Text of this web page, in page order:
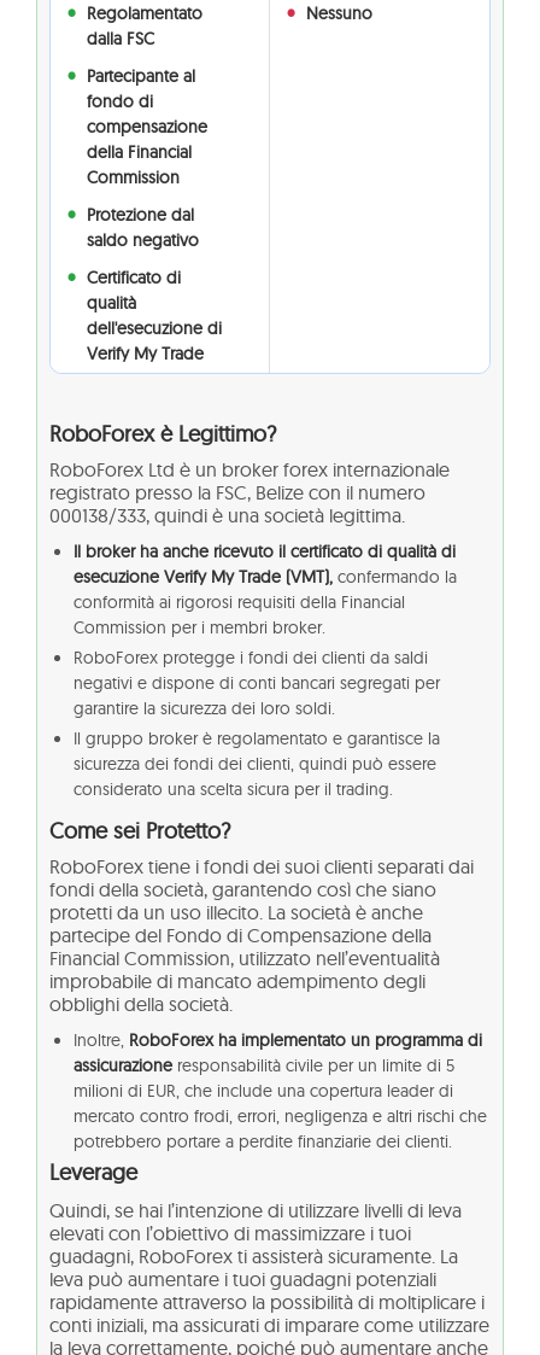
Regolamentato
dalla FSC
Nessuno
Partecipante al
fondo di
compensazione
della Financial
Commission
Protezione dal
saldo negativo
Certificato di
qualità
dell'esecuzione di
Verify My Trade
RoboForex è Legittimo?
RoboForex Ltd è un broker forex internazionale
registrato presso la FSC, Belize con il numero
000138/333, quindi è una società legittima.
Il broker ha anche ricevuto il certificato di qualità di
esecuzione Verify My Trade (VMT), confermando la
conformità ai rigorosi requisiti della Financial
Commission per i membri broker.
RoboForex protegge i fondi dei clienti da saldi
negativi e dispone di conti bancari segregati per
garantire la sicurezza dei loro soldi.
Il gruppo broker è regolamentato e garantisce la
sicurezza dei fondi dei clienti, quindi può essere
considerato una scelta sicura per il trading.
Come sei Protetto?
RoboForex tiene i fondi dei suoi clienti separati dai
fondi della società, garantendo così che siano
protetti da un uso illecito. La società è anche
partecipe del Fondo di Compensazione della
Financial Commission, utilizzato nell’eventualità
improbabile di mancato adempimento degli
obblighi della società.
Inoltre, RoboForex ha implementato un programma di
assicurazione responsabilità civile per un limite di 5
milioni di EUR, che include una copertura leader di
mercato contro frodi, errori, negligenza e altri rischi che
potrebbero portare a perdite finanziarie dei clienti.
Leverage
Quindi, se hai l’intenzione di utilizzare livelli di leva
elevati con l’obiettivo di massimizzare i tuoi
guadagni, RoboForex ti assisterà sicuramente. La
leva può aumentare i tuoi guadagni potenziali
rapidamente attraverso la possibilità di moltiplicare i
conti iniziali, ma assicurati di imparare come utilizzare
la leva correttamente, poiché può aumentare anche